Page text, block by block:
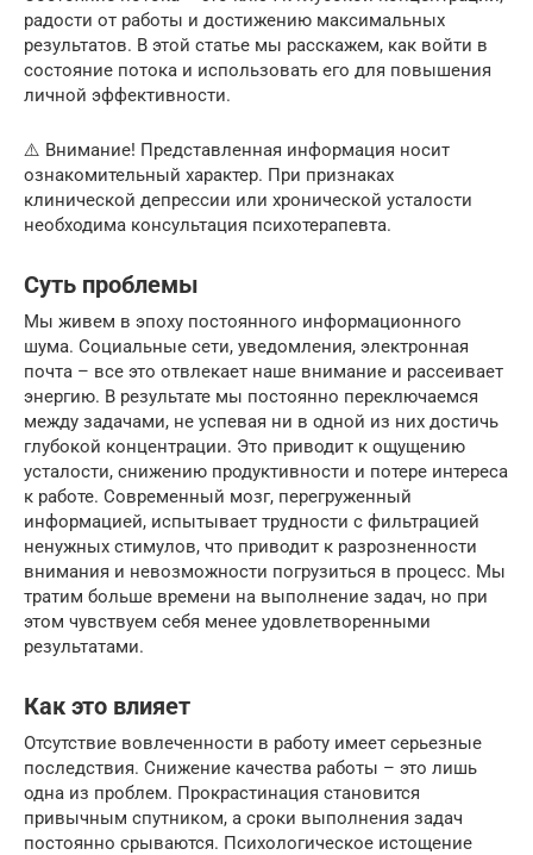
радости от работы и достижению максимальных
результатов. В этой статье мы расскажем, как войти в
состояние потока и использовать его для повышения
личной эффективности.
⚠️ Внимание! Представленная информация носит
ознакомительный характер. При признаках
клинической депрессии или хронической усталости
необходима консультация психотерапевта.
Суть проблемы
Мы живем в эпоху постоянного информационного
шума. Социальные сети, уведомления, электронная
почта – все это отвлекает наше внимание и рассеивает
энергию. В результате мы постоянно переключаемся
между задачами, не успевая ни в одной из них достичь
глубокой концентрации. Это приводит к ощущению
усталости, снижению продуктивности и потере интереса
к работе. Современный мозг, перегруженный
информацией, испытывает трудности с фильтрацией
ненужных стимулов, что приводит к разрозненности
внимания и невозможности погрузиться в процесс. Мы
тратим больше времени на выполнение задач, но при
этом чувствуем себя менее удовлетворенными
результатами.
Как это влияет
Отсутствие вовлеченности в работу имеет серьезные
последствия. Снижение качества работы – это лишь
одна из проблем. Прокрастинация становится
привычным спутником, а сроки выполнения задач
постоянно срываются. Психологическое истощение